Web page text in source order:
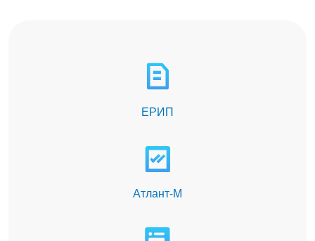
ЕРИП
Атлант-М